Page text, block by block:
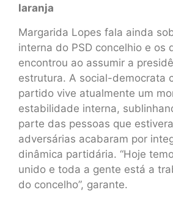
laranja
Margarida Lopes fala ainda
interna do PSD concelhio e os
encontrou ao assumir a
estrutura. A social-democrata
partido vive atualmente um
estabilidade interna,
parte das pessoas que
adversárias acabaram por
dinâmica partidária. “Hoje
unido e toda a gente está a
do concelho”, garante.